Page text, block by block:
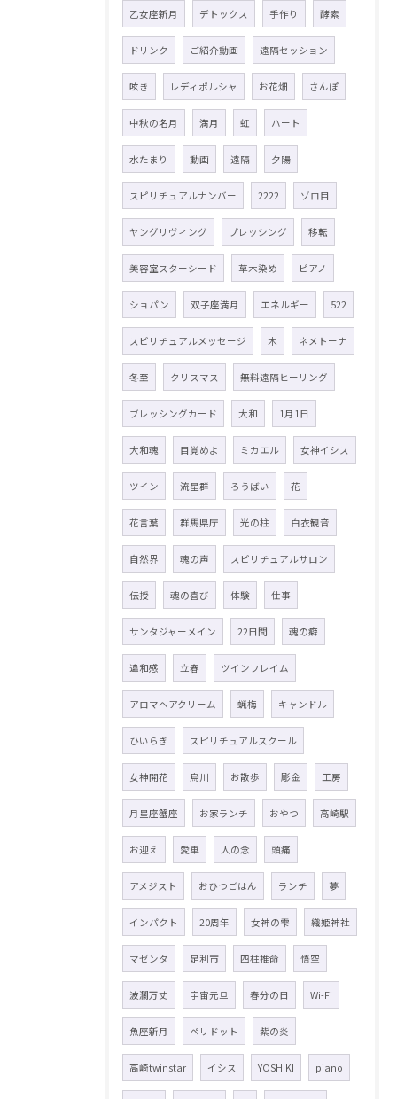
乙女座新月 デトックス 手作り 酵素
ドリンク ご紹介動画 遠隔セッション
呟き レディポルシャ お花畑 さんぽ
中秋の名月 満月 虹 ハート
水たまり 動画 遠隔 夕陽
スピリチュアルナンバー 2222 ゾロ目
ヤングリヴィング プレッシング 移転
美容室スターシード 草木染め ピアノ
ショパン 双子座満月 エネルギー 522
スピリチュアルメッセージ 木 ネメトーナ
冬至 クリスマス 無料遠隔ヒーリング
ブレッシングカード 大和 1月1日
大和魂 目覚めよ ミカエル 女神イシス
ツイン 流星群 ろうばい 花
花言葉 群馬県庁 光の柱 白衣観音
自然界 魂の声 スピリチュアルサロン
伝授 魂の喜び 体験 仕事
サンタジャーメイン 22日間 魂の癖
違和感 立春 ツインフレイム
アロマヘアクリーム 蝋梅 キャンドル
ひいらぎ スピリチュアルスクール
女神開花 烏川 お散歩 彫金 工房
月星座蟹座 お家ランチ おやつ 高崎駅
お迎え 愛車 人の念 頭痛
アメジスト おひつごはん ランチ 夢
インパクト 20周年 女神の雫 織姫神社
マゼンタ 足利市 四柱推命 悟空
波瀾万丈 宇宙元旦 春分の日 Wi-Fi
魚座新月 ペリドット 紫の炎
高崎twinstar イシス YOSHIKI piano